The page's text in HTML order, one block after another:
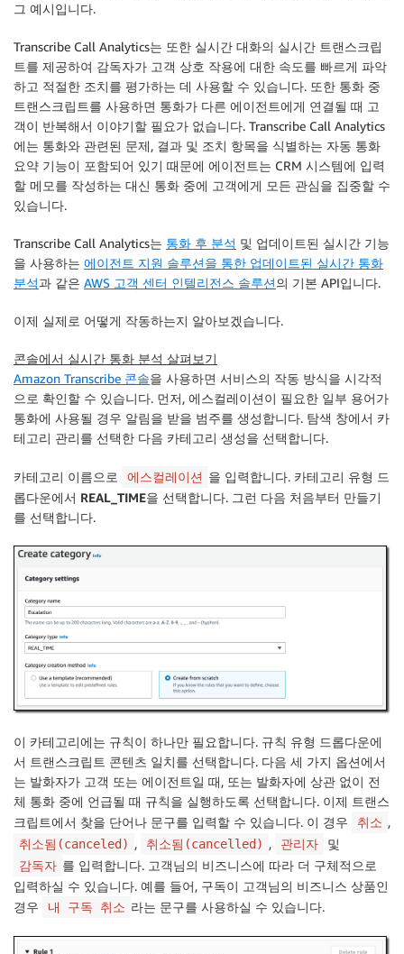
그 예시입니다.
Transcribe Call Analytics는 또한 실시간 대화의 실시간 트랜스크립
트를 제공하여 감독자가 고객 상호 작용에 대한 속도를 빠르게 파악
하고 적절한 조치를 평가하는 데 사용할 수 있습니다. 또한 통화 중
트랜스크립트를 사용하면 통화가 다른 에이전트에게 연결될 때 고
객이 반복해서 이야기할 필요가 없습니다. Transcribe Call Analytics
에는 통화와 관련된 문제, 결과 및 조치 항목을 식별하는 자동 통화
요약 기능이 포함되어 있기 때문에 에이전트는 CRM 시스템에 입력
할 메모를 작성하는 대신 통화 중에 고객에게 모든 관심을 집중할 수
있습니다.
Transcribe Call Analytics는 통화 후 분석 및 업데이트된 실시간 기능
을 사용하는 에이전트 지원 솔루션을 통한 업데이트된 실시간 통화
분석과 같은 AWS 고객 센터 인텔리전스 솔루션의 기본 API입니다.
이제 실제로 어떻게 작동하는지 알아보겠습니다.
콘솔에서 실시간 통화 분석 살펴보기
Amazon Transcribe 콘솔을 사용하면 서비스의 작동 방식을 시각적
으로 확인할 수 있습니다. 먼저, 에스컬레이션이 필요한 일부 용어가
통화에 사용될 경우 알림을 받을 범주를 생성합니다. 탐색 창에서 카
테고리 관리를 선택한 다음 카테고리 생성을 선택합니다.
카테고리 이름으로 에스컬레이션 을 입력합니다. 카테고리 유형 드
롭다운에서 REAL_TIME을 선택합니다. 그런 다음 처음부터 만들기
를 선택합니다.
이 카테고리에는 규칙이 하나만 필요합니다. 규칙 유형 드롭다운에
서 트랜스크립트 콘텐츠 일치를 선택합니다. 다음 세 가지 옵션에서
는 발화자가 고객 또는 에이전트일 때, 또는 발화자에 상관 없이 전
체 통화 중에 언급될 때 규칙을 실행하도록 선택합니다. 이제 트랜스
크립트에서 찾을 단어나 문구를 입력할 수 있습니다. 이 경우
취소 ,
취소됨(canceled) , 취소됨(cancelled) , 관리자 및
감독자 를 입력합니다. 고객님의 비즈니스에 따라 더 구체적으로
입력하실 수 있습니다. 예를 들어, 구독이 고객님의 비즈니스 상품인
경우
내 구독 취소 라는 문구를 사용하실 수 있습니다.